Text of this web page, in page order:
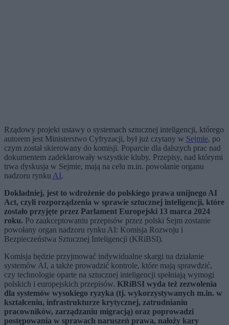
Rządowy projekt ustawy o systemach sztucznej inteligencji, którego
autorem jest Ministerstwo Cyfryzacji, był już czytany w Sejmie, po
czym został skierowany do komisji. Poparcie dla dalszych prac nad
dokumentem zadeklarowały wszystkie kluby. Przepisy, nad którymi
trwa dyskusja w Sejmie, mają na celu m.in. powołanie organu
nadzoru rynku AI.
Dokładniej, jest to wdrożenie do polskiego prawa unijnego AI
Act, czyli rozporządzenia w sprawie sztucznej inteligencji, które
zostało przyjęte przez Parlament Europejski 13 marca 2024
roku. Po zaakceptowaniu przepisów przez polski Sejm zostanie
powołany organ nadzoru rynku AI: Komisja Rozwoju i
Bezpieczeństwa Sztucznej Inteligencji (KRiBSI).
Komisja będzie przyjmować indywidualne skargi na działanie
systemów AI, a także prowadzić kontrole, które mają sprawdzić,
czy technologie oparte na sztucznej inteligencji spełniają wymogi
polskich i europejskich przepisów. KRiBSI wyda też zezwolenia
dla systemów wysokiego ryzyka (tj. wykorzystywanych m.in. w
kształceniu, infrastrukturze krytycznej, zatrudnianiu
pracowników, zarządzaniu migracją) oraz poprowadzi
postępowania w sprawach naruszeń prawa, nałoży kary